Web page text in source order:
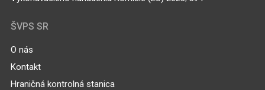
ŠVPS SR
O nás
Kontakt
Hraničná kontrolná stanica